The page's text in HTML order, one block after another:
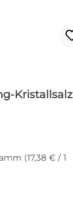
Kristallsalz
(17,38 € / 1